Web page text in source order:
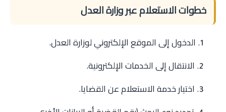
خطوات الاستعلام عبر وزارة العدل
الدخول إلى الموقع الإلكتروني لوزارة العدل.
الانتقال إلى الخدمات الإلكترونية.
اختيار خدمة الاستعلام عن القضايا.